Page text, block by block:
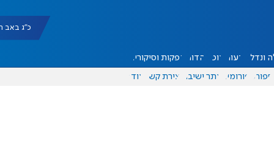
כ"ג באב תשפ"ו
ונדל"ן דעות אוכל יהדות הפקות וסיקורים
ספורט פורומים אתר ישיבה יצירת קשר עוד